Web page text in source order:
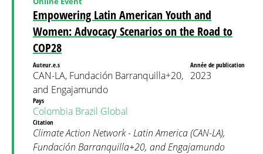
Empowering Latin American Youth and
Women: Advocacy Scenarios on the Road to
COP28
Auteur.e.s
CAN-LA, Fundación Barranquilla+20,
and Engajamundo
Année de publication
2023
Pays
Colombia Brazil Global
Citation
Climate Action Network - Latin America (CAN-LA),
Fundación Barranquilla+20, and Engajamundo